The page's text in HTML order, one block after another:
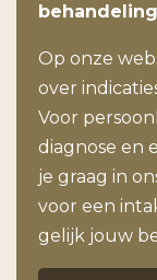
Op onze
over
Voor
diagnose en
je graag in
voor een
gelijk jouw